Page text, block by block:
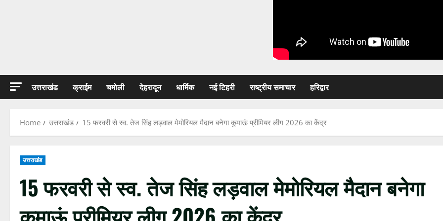
उत्तराखंड क्राईम चमोली देहरादून धार्मिक नई टिहरी राष्ट्रीय समाचार हरिद्वार
Home उत्तराखंड 15 फरवरी से स्व. तेज सिंह लड़वाल मेमोरियल मैदान बनेगा कुमाऊं प्रीमियर लीग 2026 का केंद्र
उत्तराखंड
15 फरवरी से स्व. तेज सिंह लड़वाल मेमोरियल मैदान बनेगा